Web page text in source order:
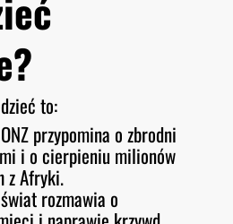
to:
przypomina o zbrodni
i o cierpieniu milionów
z Afryki.
rozmawia o